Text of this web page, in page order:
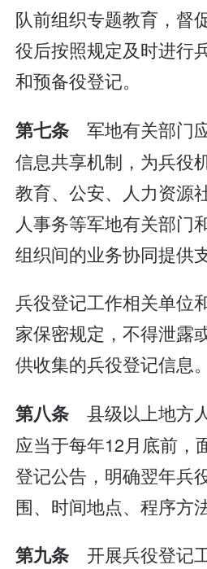
队前组织专题教育，督
役后按照规定及时进行
和预备役登记。
第七条军地有关部门
信息共享机制，为兵役
教育、公安、人力资源
人事务等军地有关部门
组织间的业务协同提供支
兵役登记工作相关单位
家保密规定，不得泄露
供收集的兵役登记信息。
第八条县级以上地方
应当于每年12月底前，
登记公告，明确翌年兵
围、时间地点、程序方
第九条开展兵役登记